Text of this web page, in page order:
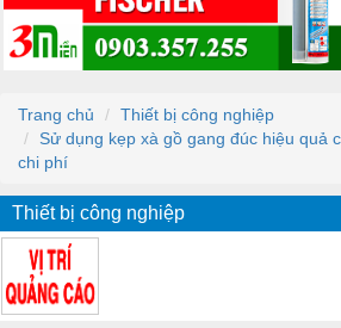
Trang chủ
Thiết bị công nghiệp
Sử dụng kẹp xà gồ gang đúc hiệu quả
chi phí
Thiết bị công nghiệp